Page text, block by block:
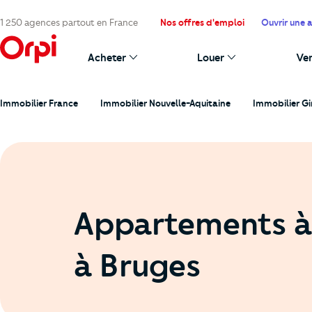
1 250 agences partout en France Nos offres d'emploi Ouvrir une
Acheter Louer
Immobilier France Immobilier Nouvelle-Aquitaine Immobilier
Appartements
à Bruges